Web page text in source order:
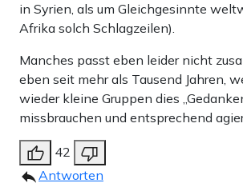
in Syrien, als um Gleichgesinnte
Afrika solch Schlagzeilen).
Manches passt eben leider nicht
eben seit mehr als Tausend Jahren,
wieder kleine Gruppen dies
missbrauchen und entsprechend
42
Antworten